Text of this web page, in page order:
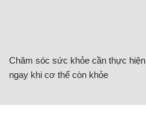
Chăm sóc sức khỏe cần thực hiện
ngay khi cơ thể còn khỏe